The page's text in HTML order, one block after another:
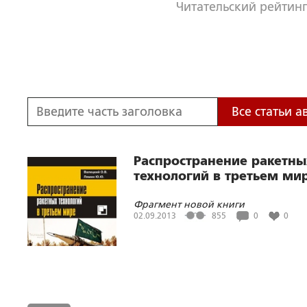
Читательский
Все статьи
Распространение
технологий в третьем
Фрагмент новой книги
02.09.2013 855 0 0